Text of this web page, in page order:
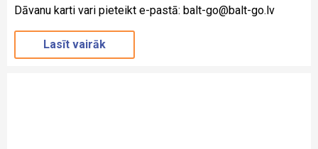
Dāvanu karti vari pieteikt e-pastā: balt-go@balt-go.lv
Lasīt vairāk